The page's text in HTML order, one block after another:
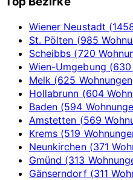
Wiener Neustadt
St. Pölten (985
Scheibbs (720
Wien-Umgebung (630
Melk (625
Hollabrunn (604
Baden (594
Amstetten (569
Krems (519
Neunkirchen (371
Gmünd (313
Gänserndorf (311